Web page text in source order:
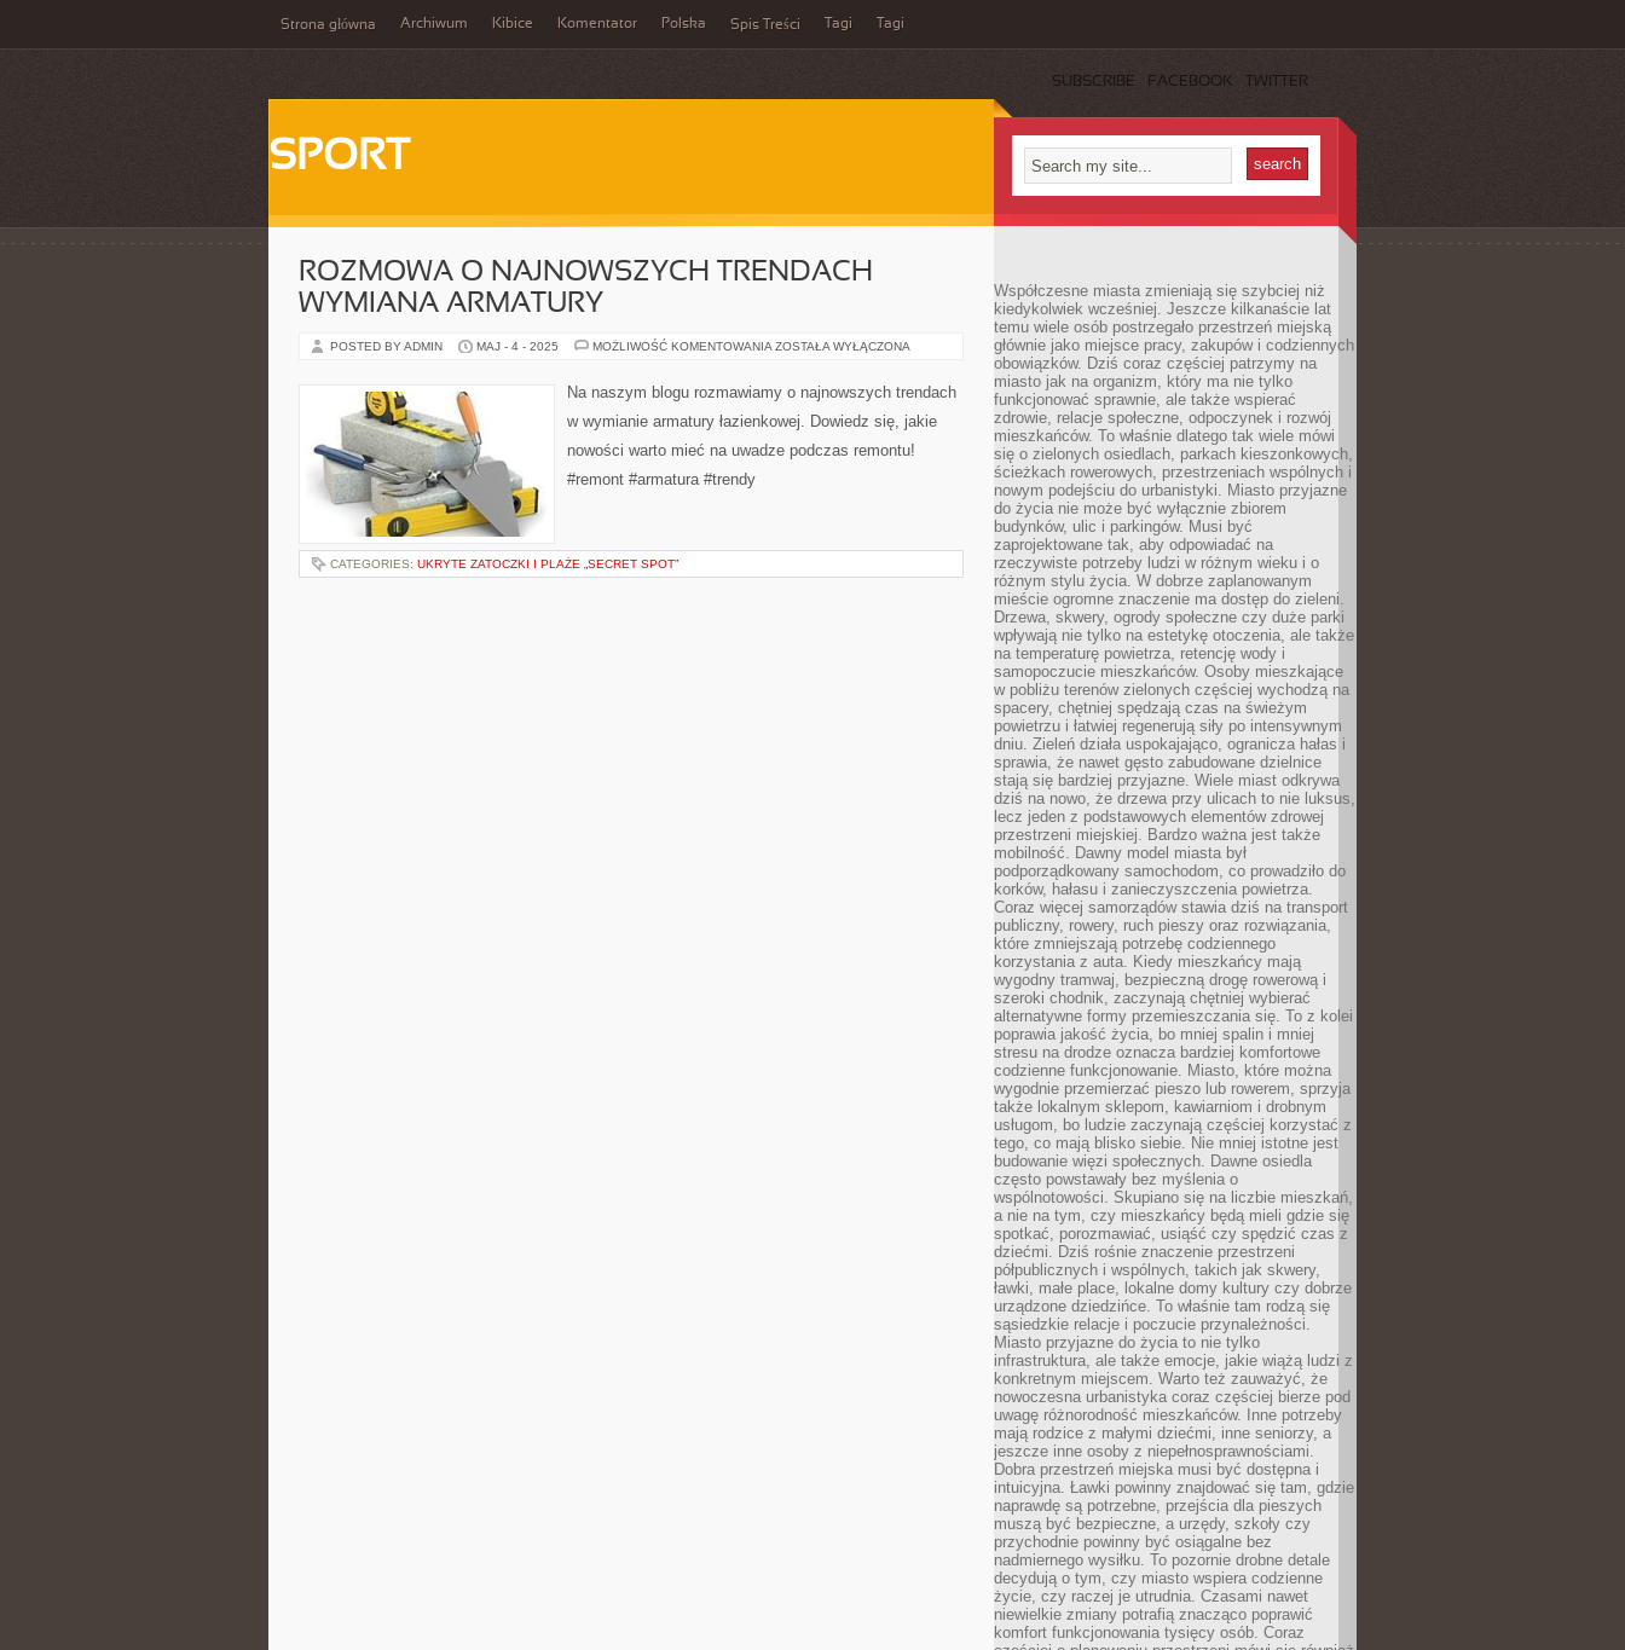
Strona główna Archiwum Kibice Komentator Polska Spis Treści Tagi Tagi
SUBSCRIBE FACEBOOK TWITTER
SPORT
ROZMOWA O NAJNOWSZYCH TRENDACH –
WYMIANA ARMATURY
POSTED BY ADMIN MAJ - 4 - 2025 MOŻLIWOŚĆ KOMENTOWANIA ROZMOWA
TRENDACH
–
ARMATURY
ZOSTAŁA WYŁĄCZONA
Na naszym blogu rozmawiamy o najnowszych trendach
w wymianie armatury łazienkowej. Dowiedz się, jakie
nowości warto mieć na uwadze podczas remontu!
#remont #armatura #trendy
CATEGORIES: UKRYTE ZATOCZKI I PLAŻE „SECRET SPOT”
Współczesne miasta zmieniają się szybciej niż
kiedykolwiek wcześniej. Jeszcze kilkanaście lat
temu wiele osób postrzegało przestrzeń miejską
głównie jako miejsce pracy, zakupów i codziennych
obowiązków. Dziś coraz częściej patrzymy na
miasto jak na organizm, który ma nie tylko
funkcjonować sprawnie, ale także wspierać
zdrowie, relacje społeczne, odpoczynek i rozwój
mieszkańców. To właśnie dlatego tak wiele mówi
się o zielonych osiedlach, parkach kieszonkowych,
ścieżkach rowerowych, przestrzeniach wspólnych i
nowym podejściu do urbanistyki. Miasto przyjazne
do życia nie może być wyłącznie zbiorem
budynków, ulic i parkingów. Musi być
zaprojektowane tak, aby odpowiadać na
rzeczywiste potrzeby ludzi w różnym wieku i o
różnym stylu życia. W dobrze zaplanowanym
mieście ogromne znaczenie ma dostęp do zieleni.
Drzewa, skwery, ogrody społeczne czy duże parki
wpływają nie tylko na estetykę otoczenia, ale także
na temperaturę powietrza, retencję wody i
samopoczucie mieszkańców. Osoby mieszkające
w pobliżu terenów zielonych częściej wychodzą na
spacery, chętniej spędzają czas na świeżym
powietrzu i łatwiej regenerują siły po intensywnym
dniu. Zieleń działa uspokajająco, ogranicza hałas i
sprawia, że nawet gęsto zabudowane dzielnice
stają się bardziej przyjazne. Wiele miast odkrywa
dziś na nowo, że drzewa przy ulicach to nie luksus,
lecz jeden z podstawowych elementów zdrowej
przestrzeni miejskiej. Bardzo ważna jest także
mobilność. Dawny model miasta był
podporządkowany samochodom, co prowadziło do
korków, hałasu i zanieczyszczenia powietrza.
Coraz więcej samorządów stawia dziś na transport
publiczny, rowery, ruch pieszy oraz rozwiązania,
które zmniejszają potrzebę codziennego
korzystania z auta. Kiedy mieszkańcy mają
wygodny tramwaj, bezpieczną drogę rowerową i
szeroki chodnik, zaczynają chętniej wybierać
alternatywne formy przemieszczania się. To z kolei
poprawia jakość życia, bo mniej spalin i mniej
stresu na drodze oznacza bardziej komfortowe
codzienne funkcjonowanie. Miasto, które można
wygodnie przemierzać pieszo lub rowerem, sprzyja
także lokalnym sklepom, kawiarniom i drobnym
usługom, bo ludzie zaczynają częściej korzystać z
tego, co mają blisko siebie. Nie mniej istotne jest
budowanie więzi społecznych. Dawne osiedla
często powstawały bez myślenia o
wspólnotowości. Skupiano się na liczbie mieszkań,
a nie na tym, czy mieszkańcy będą mieli gdzie się
spotkać, porozmawiać, usiąść czy spędzić czas z
dziećmi. Dziś rośnie znaczenie przestrzeni
półpublicznych i wspólnych, takich jak skwery,
ławki, małe place, lokalne domy kultury czy dobrze
urządzone dziedzińce. To właśnie tam rodzą się
sąsiedzkie relacje i poczucie przynależności.
Miasto przyjazne do życia to nie tylko
infrastruktura, ale także emocje, jakie wiążą ludzi z
konkretnym miejscem. Warto też zauważyć, że
nowoczesna urbanistyka coraz częściej bierze pod
uwagę różnorodność mieszkańców. Inne potrzeby
mają rodzice z małymi dziećmi, inne seniorzy, a
jeszcze inne osoby z niepełnosprawnościami.
Dobra przestrzeń miejska musi być dostępna i
intuicyjna. Ławki powinny znajdować się tam, gdzie
naprawdę są potrzebne, przejścia dla pieszych
muszą być bezpieczne, a urzędy, szkoły czy
przychodnie powinny być osiągalne bez
nadmiernego wysiłku. To pozornie drobne detale
decydują o tym, czy miasto wspiera codzienne
życie, czy raczej je utrudnia. Czasami nawet
niewielkie zmiany potrafią znacząco poprawić
komfort funkcjonowania tysięcy osób. Coraz